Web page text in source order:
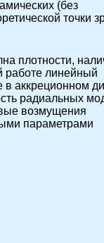
(без
точки
плотности,
работе линейный
в аккреционном
радиальных
возмущения
параметрами